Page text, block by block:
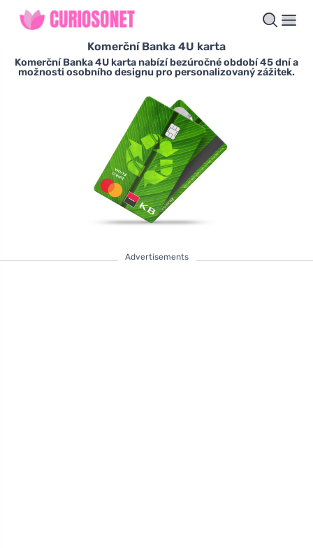
Komerční Banka 4U karta
Komerční Banka 4U karta nabízí bezúročné období 45 dní a
možnosti osobního designu pro personalizovaný zážitek.
Advertisements